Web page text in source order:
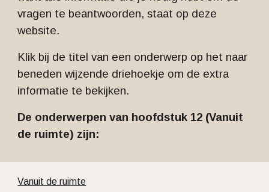
vragen te beantwoorden, staat op deze
website.
Klik bij de titel van een onderwerp op het naar
beneden wijzende driehoekje om de extra
informatie te bekijken.
De onderwerpen van hoofdstuk 12 (Vanuit
de ruimte) zijn:
Vanuit de ruimte